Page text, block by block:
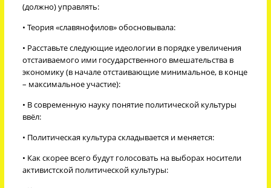
(должно) управлять:
• Теория «славянофилов» обосновывала:
• Расставьте следующие идеологии в порядке увеличения
отстаиваемого ими государственного вмешательства в
экономику (в начале отстаивающие минимальное, в конце
– максимальное участие):
• В современную науку понятие политической культуры
ввёл:
• Политическая культура складывается и меняется:
• Как скорее всего будут голосовать на выборах носители
активистской политической культуры: